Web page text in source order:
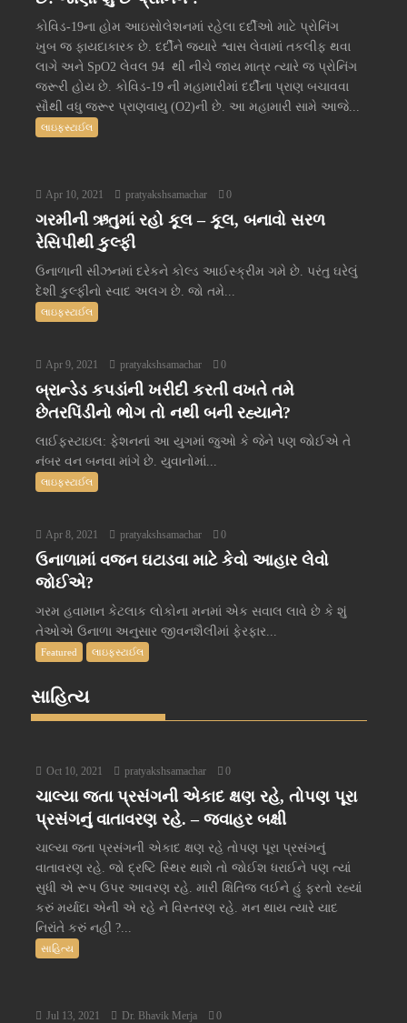
કોવિડ-19ના હોમ આઇસોલેશનમાં રહેલા દર્દીઓ માટે પ્રોનિંગ
ખુબ જ ફાયદાકારક છે. દર્દીને જ્યારે શ્વાસ લેવામાં તકલીફ થવા
લાગે અને SpO2 લેવલ 94 થી નીચે જાય માત્ર ત્યારે જ પ્રોનિંગ
જરૂરી હોય છે. કોવિડ-19 ની મહામારીમાં દર્દીના પ્રાણ બચાવવા
સૌથી વધુ જરૂર પ્રાણવાયુ (O2)ની છે. આ મહામારી સામે આજે...
લાઇફસ્ટાઈલ
Apr 10, 2021 pratyakshsamachar 0
ગરમીની ઋતુમાં રહો કૂલ – કૂલ, બનાવો સરળ
રેસિપીથી કુલ્ફી
ઉનાળાની સીઝનમાં દરેકને કોલ્ડ આઈસ્ક્રીમ ગમે છે. પરંતુ ઘરેલું
દેશી કુલ્ફીનો સ્વાદ અલગ છે. જો તમે...
લાઇફસ્ટાઈલ
Apr 9, 2021 pratyakshsamachar 0
બ્રાન્ડેડ કપડાંની ખરીદી કરતી વખતે તમે
છેતરપિંડીનો ભોગ તો નથી બની રહ્યાને?
લાઈફસ્ટાઇલ: ફેશનનાં આ યુગમાં જુઓ કે જેને પણ જોઈએ તે
નંબર વન બનવા માંગે છે. યુવાનોમાં...
લાઇફસ્ટાઈલ
Apr 8, 2021 pratyakshsamachar 0
ઉનાળામાં વજન ઘટાડવા માટે કેવો આહાર લેવો
જોઈએ?
ગરમ હવામાન કેટલાક લોકોના મનમાં એક સવાલ લાવે છે કે શું
તેઓએ ઉનાળા અનુસાર જીવનશૈલીમાં ફેરફાર...
Featured લાઇફસ્ટાઈલ
સાહિત્ય
Oct 10, 2021 pratyakshsamachar 0
ચાલ્યા જતા પ્રસંગની એકાદ ક્ષણ રહે, તોપણ પૂરા
પ્રસંગનું વાતાવરણ રહે. – જવાહર બક્ષી
ચાલ્યા જતા પ્રસંગની એકાદ ક્ષણ રહે તોપણ પૂરા પ્રસંગનું
વાતાવરણ રહે. જો દ્રષ્ટિ સ્થિર થાશે તો જોઈશ ધરાઈને પણ ત્યાં
સુધી એ રૂપ ઉપર આવરણ રહે. મારી ક્ષિતિજ લઈને હું ફરતો રહ્યાં
કરું મર્યાદા એની એ રહે ને વિસ્તરણ રહે. મન થાય ત્યારે યાદ
નિરાંતે કરું નહીં ?...
સાહિત્ય
Jul 13, 2021 Dr. Bhavik Merja 0